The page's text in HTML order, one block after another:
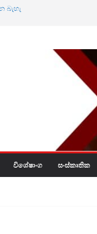
බැහැ
විශේෂාංග සංස්කෘතික